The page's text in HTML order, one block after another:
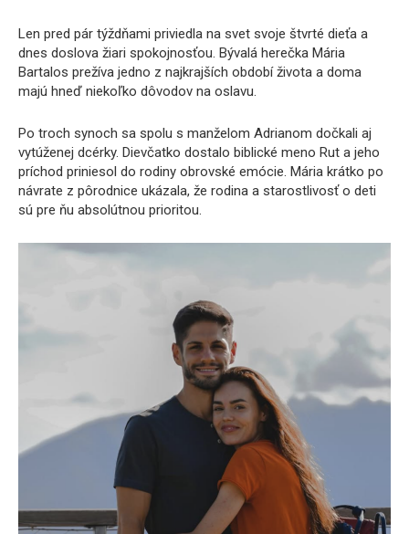
Len pred pár týždňami priviedla na svet svoje štvrté dieťa a
dnes doslova žiari spokojnosťou. Bývalá herečka Mária
Bartalos prežíva jedno z najkrajších období života a doma
majú hneď niekoľko dôvodov na oslavu.
Po troch synoch sa spolu s manželom Adrianom dočkali aj
vytúženej dcérky. Dievčatko dostalo biblické meno Rut a jeho
príchod priniesol do rodiny obrovské emócie. Mária krátko po
návrate z pôrodnice ukázala, že rodina a starostlivosť o deti
sú pre ňu absolútnou prioritou.